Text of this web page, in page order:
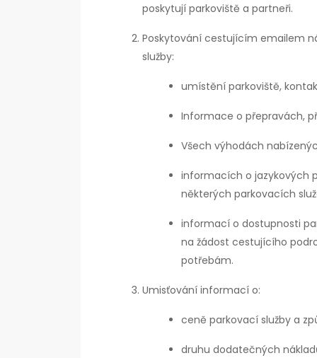
poskytují parkoviště a partneři.
Poskytování cestujícím emailem
služby:
umístění parkoviště,
Informace o přepravách,
Všech výhodách
informacích o jazykových
některých parkovacích
informací o dostupnosti
na žádost cestujícího
potřebám.
Umisťování informací o:
ceně parkovací služby a
druhu dodatečných